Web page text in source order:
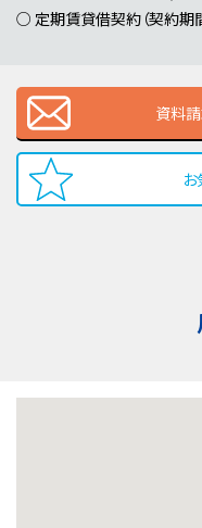
○ 定期賃貸借契約（契約期
資料